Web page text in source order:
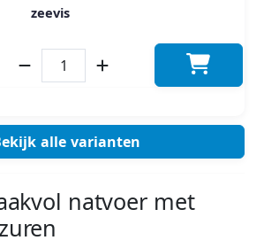
zeevis
alle varianten
natvoer met